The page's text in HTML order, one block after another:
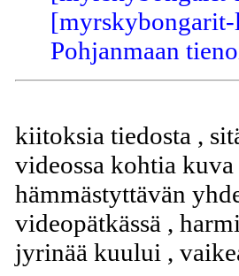
Pohjanmaan
kiitoksia tiedosta ,
videossa kohtia
hämmästyttävän
videopätkässä ,
jyrinää kuului ,